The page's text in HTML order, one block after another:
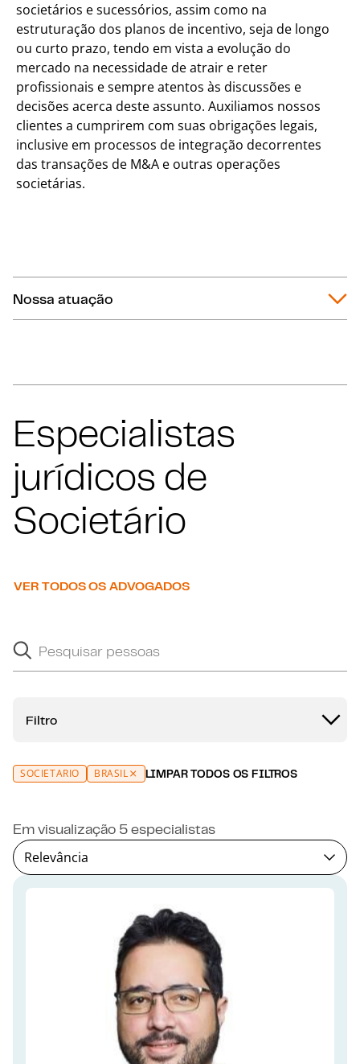
societários e sucessórios, assim como na
estruturação dos planos de incentivo, seja de longo
ou curto prazo, tendo em vista a evolução do
mercado na necessidade de atrair e reter
profissionais e sempre atentos às discussões e
decisões acerca deste assunto. Auxiliamos nossos
clientes a cumprirem com suas obrigações legais,
inclusive em processos de integração decorrentes
das transações de M&A e outras operações
societárias.
Nossa atuação
Especialistas
jurídicos de
Societário
VER TODOS OS ADVOGADOS
Pesquisar pessoas
Search suggestions will appear below as you type.
Filtro
SOCIETÁRIO BRASIL LIMPAR TODOS OS FILTROS
Em visualização 5 especialistas
Relevância